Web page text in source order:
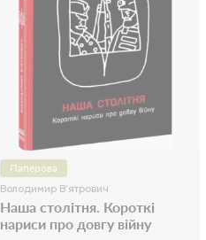
Паперова
Володимир В'ятрович
Наша столітня. Короткі
нариси про довгу війну